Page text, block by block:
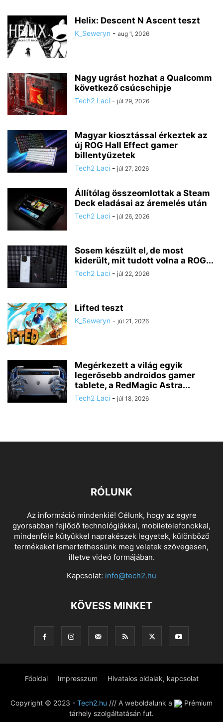
Helix: Descent N Ascent teszt
K_Seweryn - aug 1, 2026
Nagy ugrást hozhat a Qualcomm
következő csúcschipje
Tech2 Laci - júl 29, 2026
Magyar kiosztással érkeztek az
új ROG Hall Effect gamer
billentyűzetek
Tech2 Laci - júl 27, 2026
Állítólag összeomlottak a Steam
Deck eladásai az áremelés után
Tech2 Laci - júl 26, 2026
Sosem készült el, de most
kiderült, mit tudott volna a ROG...
Tech2 Laci - júl 22, 2026
Lifted teszt
K_Seweryn - júl 21, 2026
Megérkezett a világ egyik
legerősebb androidos gamer
tablete, a RedMagic Astra...
Tech2 Laci - júl 18, 2026
RÓLUNK
Az információ mindenkié! Célunk, hogy az egyre
gyorsabban fejlődő technológiákkal, mobiletelefonokkal,
mindenféle kütyükkel naprakészek legyetek, különböző
termékeket ismertethessünk meg veletek szövegesen,
illetve videó formájában.
Kapcsolat: info@tech2.hu
KÖVESS MINKET
Főoldal Impresszum Hivatalos oldalak, kapcsolat
Copyright © 2023 - Tech2.hu /// A weboldalunk a
Prémium
tárhely szolgáltatásán fut.